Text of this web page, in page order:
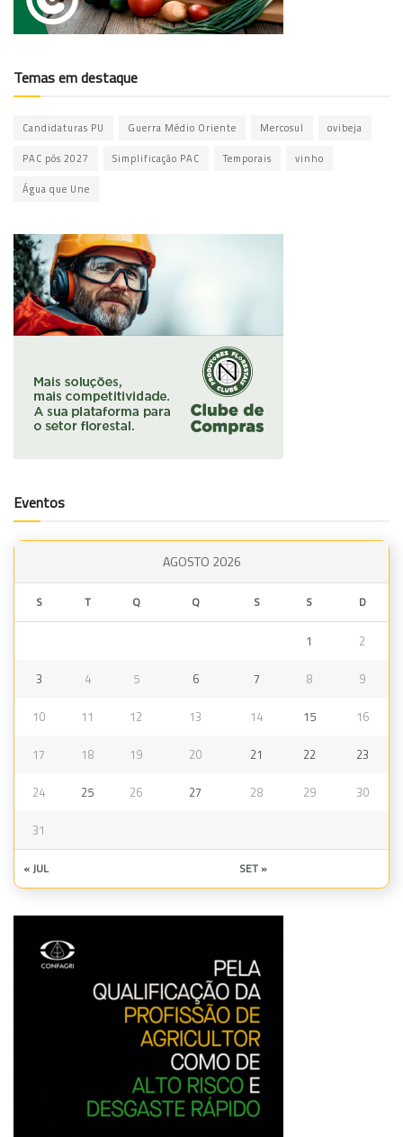
Temas em destaque
Candidaturas PU Guerra Médio Oriente Mercosul ovibeja
PAC pós 2027 Simplificação PAC Temporais vinho
Água que Une
Eventos
AGOSTO 2026
S T Q Q S S D
1 2
3 4 5 6 7 8 9
10 11 12 13 14 15 16
17 18 19 20 21 22 23
24 25 26 27 28 29 30
31
« JUL SET »